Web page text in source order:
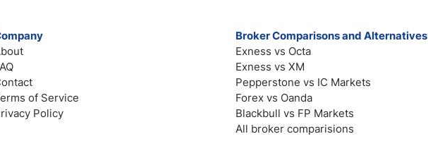
of Service
Policy
Broker Comparisons and Alternatives
Exness vs Octa
Exness vs XM
Pepperstone vs IC Markets
Forex vs Oanda
Blackbull vs FP Markets
All broker comparisions